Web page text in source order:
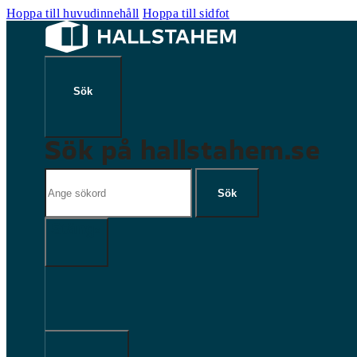
Hoppa till huvudinnehåll Hoppa till sidfot
Sök på hallstahem.se
Sök
Sök